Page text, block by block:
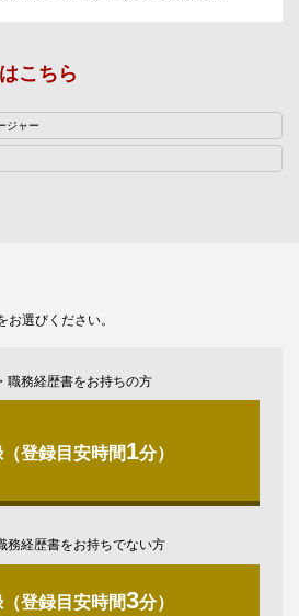
こちら
ジャー
選びください。
職務経歴書をお持ちの方
登録目安時間1分）
務経歴書をお持ちでない方
登録目安時間3分）